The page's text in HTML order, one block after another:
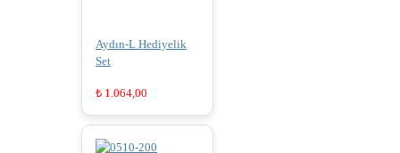
Aydın-L Hediyelik
Set
₺ 1.064,00